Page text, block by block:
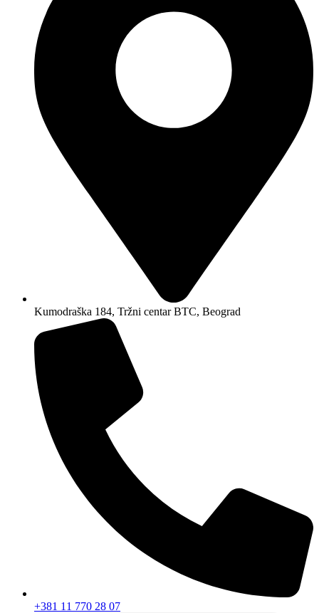
Kumodraška 184, Tržni centar BTC, Beograd
+381 11 770 28 07